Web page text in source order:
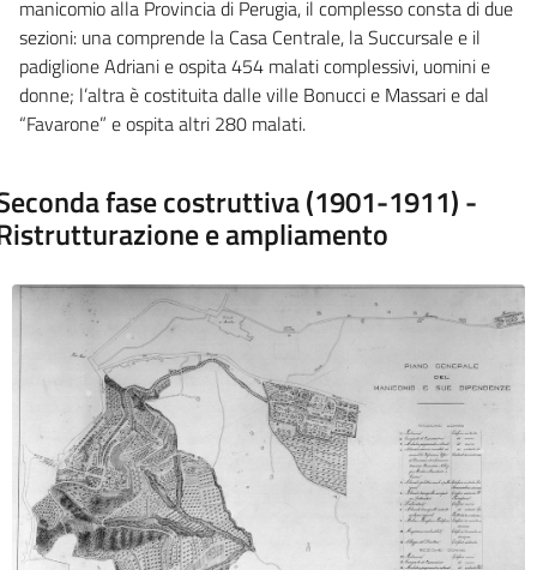
manicomio alla Provincia di Perugia, il complesso consta di due
sezioni: una comprende la Casa Centrale, la Succursale e il
padiglione Adriani e ospita 454 malati complessivi, uomini e
donne; l’altra è costituita dalle ville Bonucci e Massari e dal
“Favarone” e ospita altri 280 malati.
fase costruttiva (1901-1911) -
e ampliamento